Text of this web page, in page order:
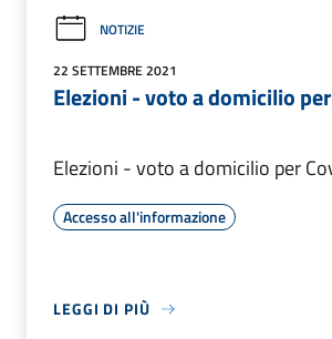
NOTIZIE
22 SETTEMBRE 2021
Elezioni - voto a domicilio
Elezioni - voto a domicilio per
Accesso all'informazione
LEGGI DI PIÙ